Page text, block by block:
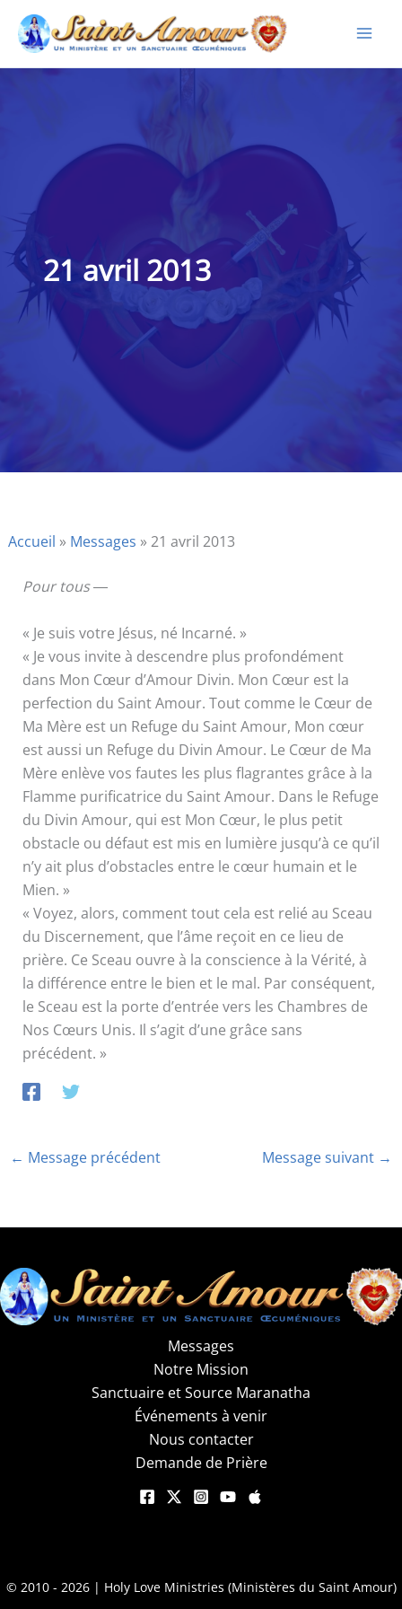
Aller
contenu
21 avril 2013
Accueil » Messages »21 avril 2013
Pour tous―
« Je suis votre Jésus, né Incarné. »
« Je vous invite à descendre plus profondément
dans Mon Cœur d’Amour Divin. Mon Cœur est la
perfection du Saint Amour. Tout comme le Cœur de
Ma Mère est un Refuge du Saint Amour, Mon cœur
est aussi un Refuge du Divin Amour. Le Cœur de Ma
Mère enlève vos fautes les plus flagrantes grâce à la
Flamme purificatrice du Saint Amour. Dans le Refuge
du Divin Amour, qui est Mon Cœur, le plus petit
obstacle ou défaut est mis en lumière jusqu’à ce qu’il
n’y ait plus d’obstacles entre le cœur humain et le
Mien. »
« Voyez, alors, comment tout cela est relié au Sceau
du Discernement, que l’âme reçoit en ce lieu de
prière. Ce Sceau ouvre à la conscience à la Vérité, à
la différence entre le bien et le mal. Par conséquent,
le Sceau est la porte d’entrée vers les Chambres de
Nos Cœurs Unis. Il s’agit d’une grâce sans
précédent. »
← Message précédent Message suivant →
Messages
Notre Mission
Sanctuaire et Source Maranatha
Événements à venir
Nous contacter
Demande de Prière
© 2010 - 2026 | Holy Love Ministries (Ministères du Saint Amour)